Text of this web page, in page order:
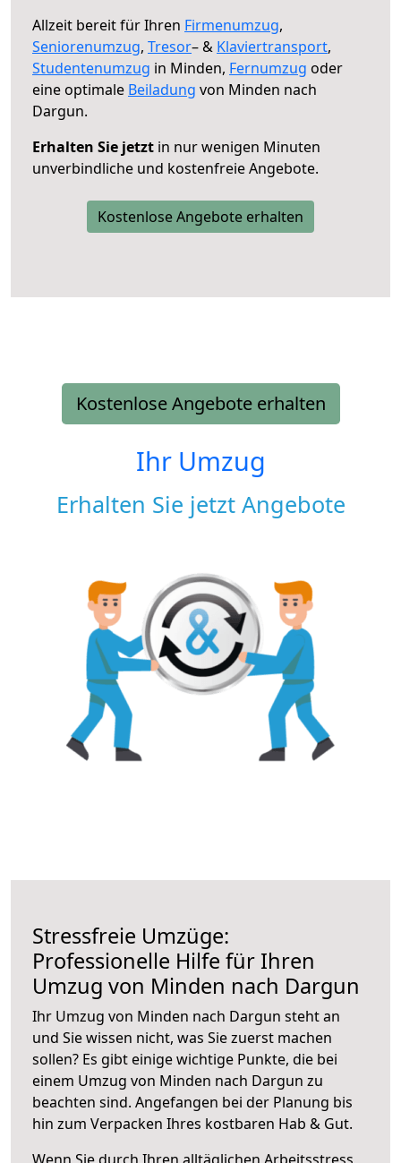
Allzeit bereit für Ihren Firmenumzug,
Seniorenumzug, Tresor– & Klaviertransport,
Studentenumzug in Minden, Fernumzug oder
eine optimale Beiladung von Minden nach
Dargun.
Erhalten Sie jetzt in nur wenigen Minuten
unverbindliche und kostenfreie Angebote.
Kostenlose Angebote erhalten
Kostenlose Angebote erhalten
Ihr Umzug
Erhalten Sie jetzt Angebote
Stressfreie Umzüge:
Professionelle Hilfe für Ihren
Umzug von Minden nach Dargun
Ihr Umzug von Minden nach Dargun steht an
und Sie wissen nicht, was Sie zuerst machen
sollen? Es gibt einige wichtige Punkte, die bei
einem Umzug von Minden nach Dargun zu
beachten sind. Angefangen bei der Planung bis
hin zum Verpacken Ihres kostbaren Hab & Gut.